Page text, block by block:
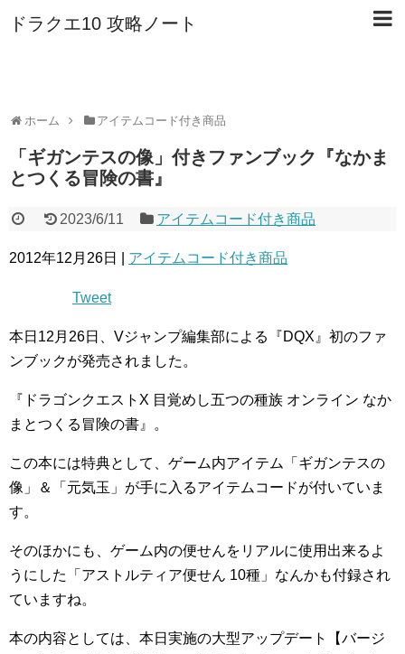
ドラクエ10 攻略ノート
ホーム アイテムコード付き商品
「ギガンテスの像」付きファンブック『なかま
とつくる冒険の書』
2023/6/11 アイテムコード付き商品
2012年12月26日 | アイテムコード付き商品
Tweet
本日12月26日、Vジャンプ編集部による『DQX』初のファ
ンブックが発売されました。
『ドラゴンクエストX 目覚めし五つの種族 オンライン なか
まとつくる冒険の書』。
この本には特典として、ゲーム内アイテム「ギガンテスの
像」＆「元気玉」が手に入るアイテムコードが付いていま
す。
そのほかにも、ゲーム内の便せんをリアルに使用出来るよ
うにした「アストルティア便せん 10種」なんかも付録され
ていますね。
本の内容としては、本日実施の大型アップデート【バージ